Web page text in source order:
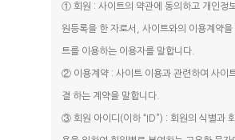
① 회원 : 사이트의 약관에 동의하고 개인정
원등록을 한 자로서, 사이트와의 이용계약을
트를 이용하는 이용자를 말합니다.
② 이용계약 : 사이트 이용과 관련하여 사이
결 하는 계약을 말합니다.
③ 회원 아이디(이하 “ID”) : 회원의 식별과